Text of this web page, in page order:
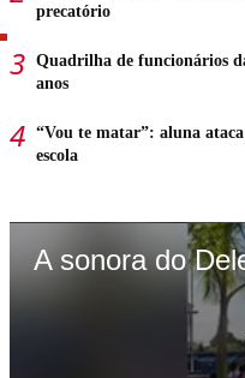
precatório
Quadrilha de funcionários
anos
“Vou te matar”: aluna
escola